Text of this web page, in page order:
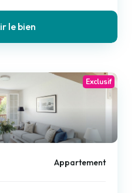
le bien
Exclusif
Appartement